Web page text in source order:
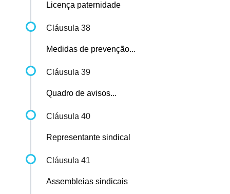
Licença paternidade
Cláusula 38
Medidas de prevenção...
Cláusula 39
Quadro de avisos...
Cláusula 40
Representante sindical
Cláusula 41
Assembleias sindicais